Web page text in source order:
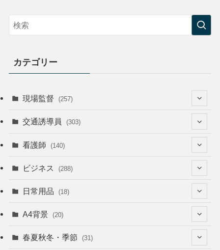
カテゴリー
現場監督 (257)
(52)
(74)
交通誘導員 (303)
(64)
(53)
看護師 (140)
(53)
(36)
(22)
ビジネス (288)
(120)
(12)
(49)
(8)
日常用品 (18)
(13)
A4背景 (20)
(5)
春夏秋冬・季節 (31)